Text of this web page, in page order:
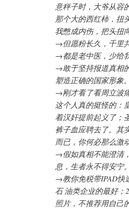
意秤子时，大爷从容
那个大的西红柿，扭
我憋成内伤，把头扭
→但愿粉长久，千里
→都是老中医，少给
→敢于坚持报道真相
塑造正确的国家形象
→刚才看了看周立波
这个人真的挺怪的：
着汉奸提前起义了；
裤子血应聘去了。其
而已，你何必那么激
→假如真相不能澄清
息，生者永不得安宁
→教你免税带IPAD快
石 油类企业的最好
照片，不推荐用自己